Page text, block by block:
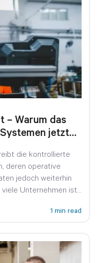
– Warum das
jetzt
die kontrollierte
deren operative
jedoch weiterhin
Unternehmen ist
1 min read